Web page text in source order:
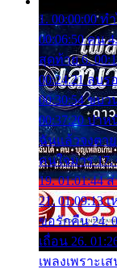
1. 00:00:00
00:06:50 คน
สุดท้าย 6.
00:24:21 ลบ
00:30:54 ขบว
00:37:20 ปาห
ฉันแล้วจงตาย
คนใจมาร 17.
19. 01:01:44
21. 01:09:13
ขอรักคืน 24.
เถื่อน 26.
เพลงเพราะเ